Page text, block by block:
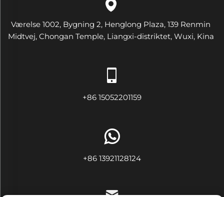
Værelse 1002, Bygning 2, Henglong Plaza, 139 Renmin
Midtvej, Chongan Temple, Liangxi-distriktet, Wuxi, Kina
+86 15052201159
+86 13921128124